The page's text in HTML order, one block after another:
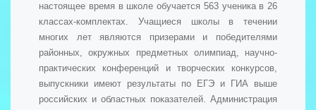
настоящее время в школе обучается 563 ученика в 26
классах-комплектах. Учащиеся школы в течении
многих лет являются призерами и победителями
районных, окружных предметных олимпиад, научно-
практических конференций и творческих конкурсов,
выпускники имеют результаты по ЕГЭ и ГИА выше
российских и областных показателей. Администрация